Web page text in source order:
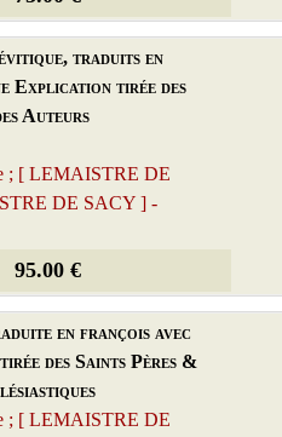
traduits en
Explication tirée des
Auteurs
; [ LEMAISTRE DE
DE SACY ] -
95.00 €
en françois avec
des Saints Pères &
; [ LEMAISTRE DE